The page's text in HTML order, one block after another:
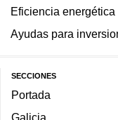
Eficiencia energética
Ayudas para
SECCIONES
Portada
Galicia